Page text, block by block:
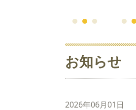
お知らせ
2026年06月01日